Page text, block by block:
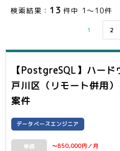
検索結果： 13 件中 1～10件
1 2
【PostgreSQL】ハー
戸川区（リモート併用）
案件
データベースエンジニア
単価 〜850,000円／月